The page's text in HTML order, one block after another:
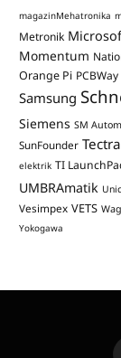
magazinMehatronika
Metronik
Momentum
Orange Pi PCBWay
Samsung
Siemens SM
SunFounder
elektrik TI
UMBRAmatik
Vesimpex VETS
Yokogawa